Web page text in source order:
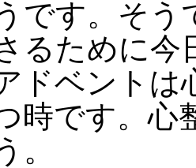
です。そう
るために
ドベントは
時です。心
。